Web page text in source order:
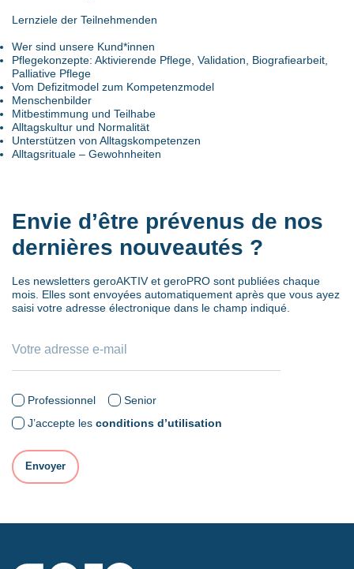
Lernziele der Teilnehmenden
Wer sind unsere Kund*innen
Pflegekonzepte: Aktivierende Pflege, Validation, Biografiearbeit,
Palliative Pflege
Vom Defizitmodel zum Kompetenzmodel
Menschenbilder
Mitbestimmung und Teilhabe
Alltagskultur und Normalität
Unterstützen von Alltagskompetenzen
Alltagsrituale – Gewohnheiten
Envie d’être prévenus de nos
dernières nouveautés ?
Les newsletters geroAKTIV et geroPRO sont publiées chaque
mois. Elles sont envoyées automatiquement après que vous ayez
saisi votre adresse électronique dans le champ indiqué.
Professionnel
Senior
J’accepte les conditions d’utilisation